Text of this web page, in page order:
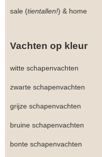
sale (tientallen!) & home
Vachten op kleur
witte schapenvachten
zwarte schapenvachten
grijze schapenvachten
bruine schapenvachten
bonte schapenvachten